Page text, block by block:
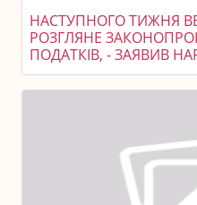
НАСТУПНОГО ТИЖНЯ
РОЗГЛЯНЕ
ПОДАТКІВ, - ЗАЯВИВ